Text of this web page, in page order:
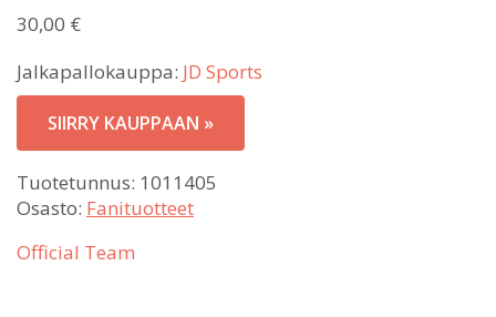
30,00 €
Jalkapallokauppa: JD Sports
SIIRRY KAUPPAAN »
Tuotetunnus: 1011405
Osasto: Fanituotteet
Official Team